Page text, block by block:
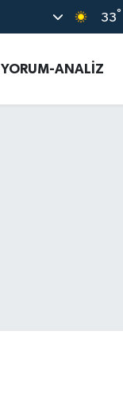
33°
YORUM-ANALİZ